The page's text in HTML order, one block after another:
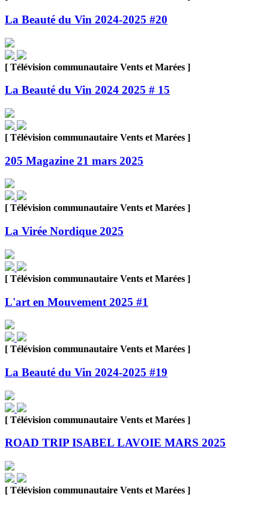
La Beauté du Vin 2024-2025 #20
[ Télévision communautaire Vents et Marées ]
La Beauté du Vin 2024 2025 # 15
[ Télévision communautaire Vents et Marées ]
205 Magazine 21 mars 2025
[ Télévision communautaire Vents et Marées ]
La Virée Nordique 2025
[ Télévision communautaire Vents et Marées ]
L'art en Mouvement 2025 #1
[ Télévision communautaire Vents et Marées ]
La Beauté du Vin 2024-2025 #19
[ Télévision communautaire Vents et Marées ]
ROAD TRIP ISABEL LAVOIE MARS 2025
[ Télévision communautaire Vents et Marées ]